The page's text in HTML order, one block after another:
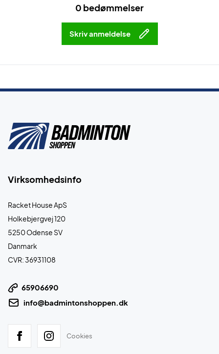
0 bedømmelser
Skriv anmeldelse
Virksomhedsinfo
Racket House ApS
Holkebjergvej 120
5250 Odense SV
Danmark
CVR: 36931108
65906690
info@badmintonshoppen.dk
Cookies